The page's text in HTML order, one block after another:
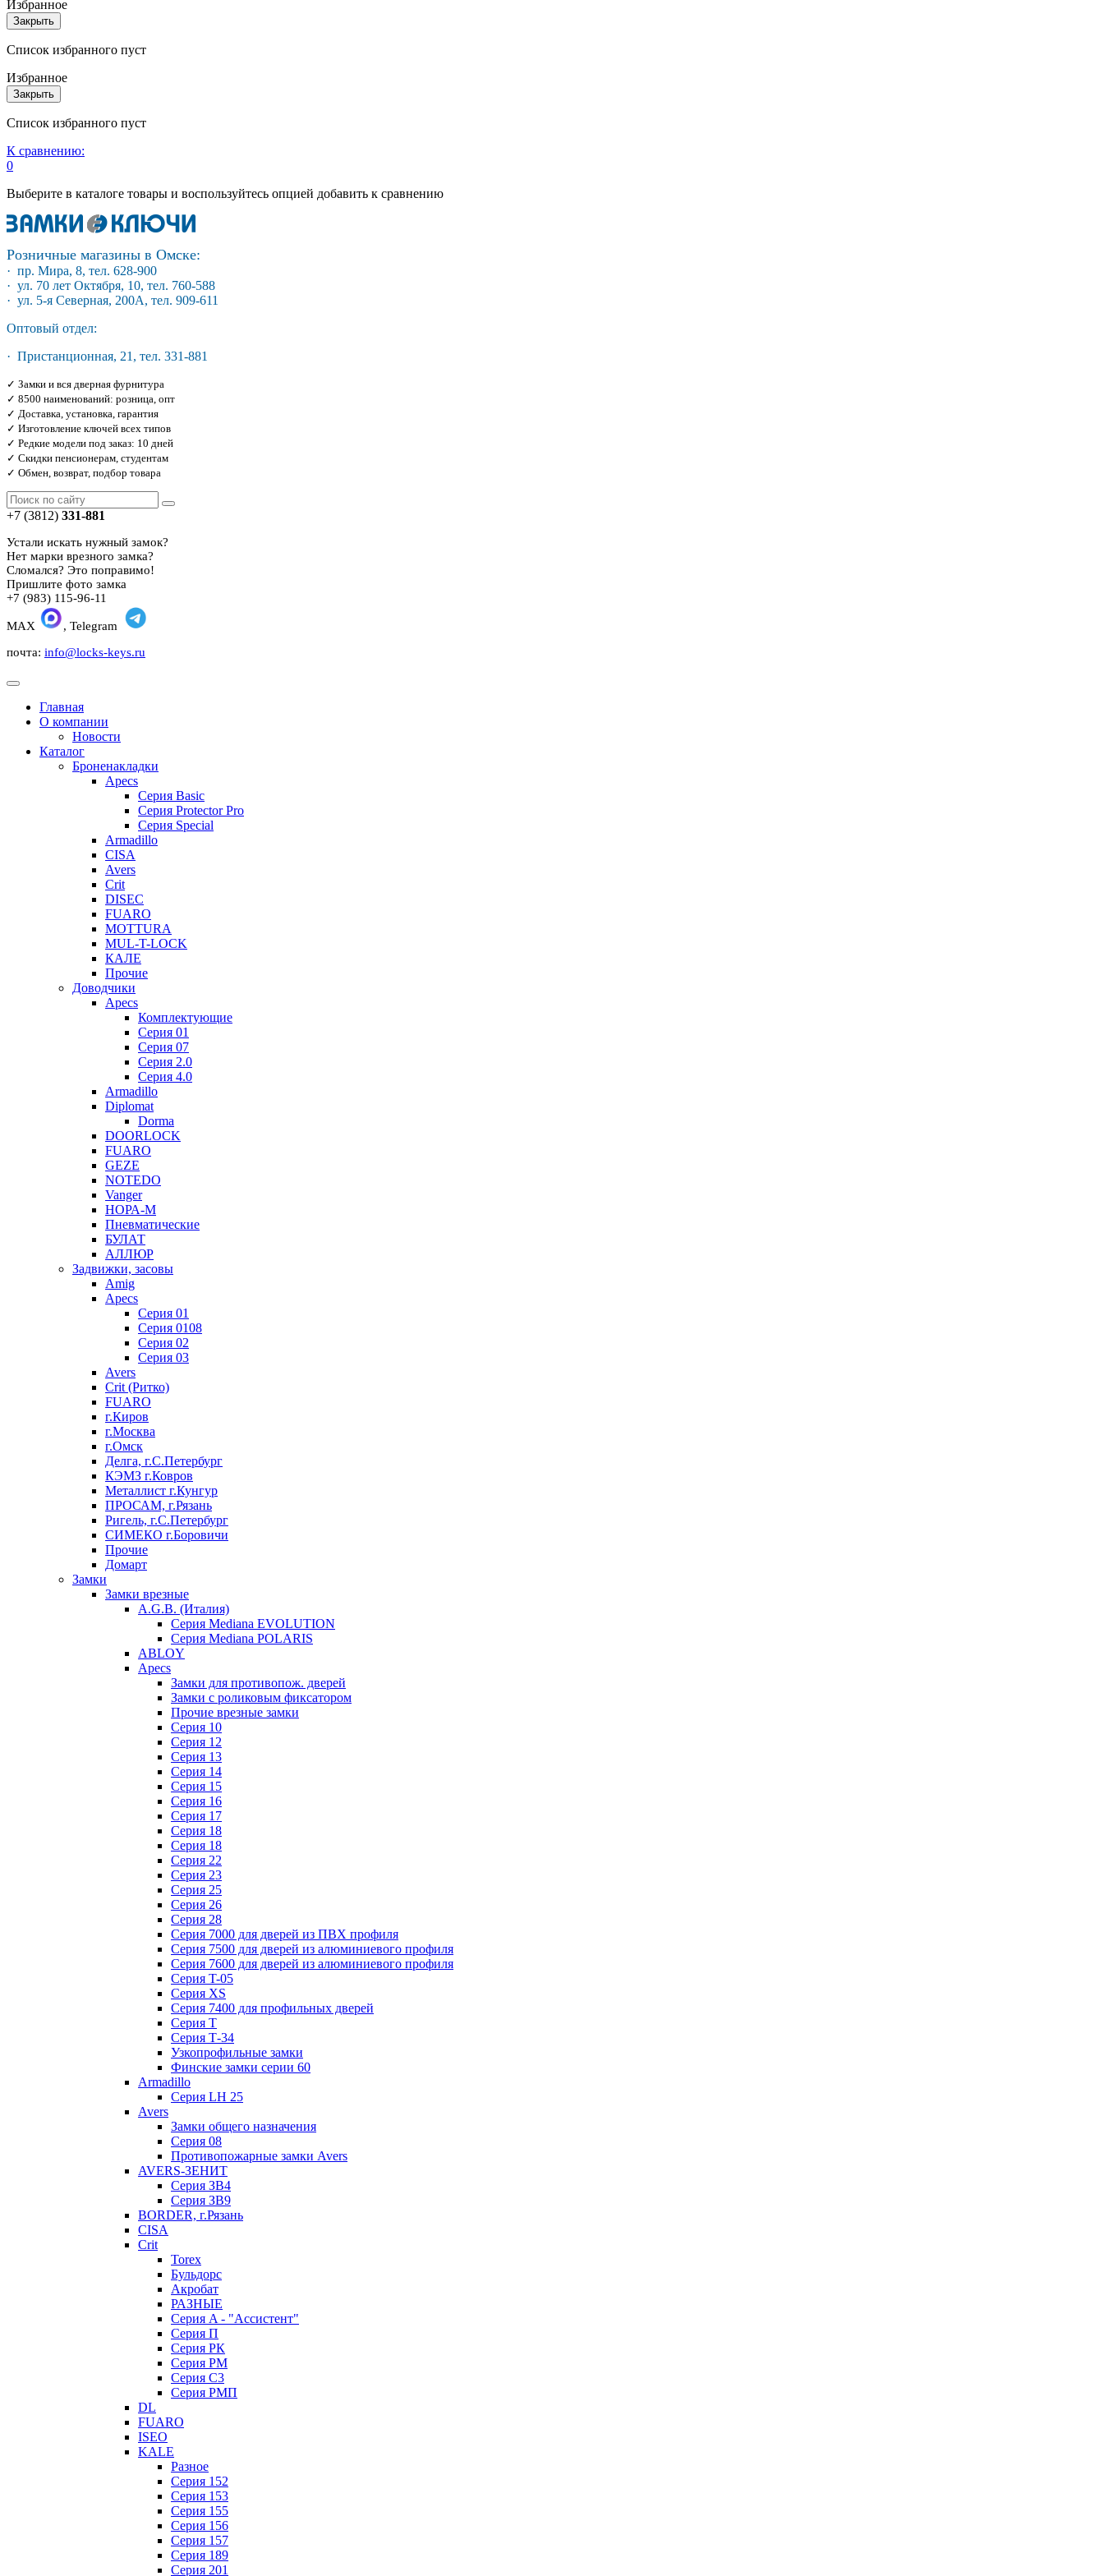
Избранное
Закрыть
Список избранного пуст
Избранное
Закрыть
Список избранного пуст
К сравнению:
0
Выберите в каталоге товары и воспользуйтесь опцией добавить к сравнению
Розничные магазины в Омске:
· пр. Мира, 8, тел. 628-900
· ул. 70 лет Октября, 10, тел. 760-588
· ул. 5-я Северная, 200А, тел. 909-611
Оптовый отдел:
· Пристанционная, 21, тел. 331-881
✓ Замки и вся дверная фурнитура
✓ 8500 наименований: розница, опт
✓ Доставка, установка, гарантия
✓ Изготовление ключей всех типов
✓ Редкие модели под заказ: 10 дней
✓ Скидки пенсионерам, студентам
✓ Обмен, возврат, подбор товара
+7 (3812) 331-881
Устали искать нужный замок?
Нет марки врезного замка?
Сломался? Это поправимо!
Пришлите фото замка
+7 (983) 115-96-11
MAX
, Telegram
почта: info@locks-keys.ru
Главная
О компании
Новости
Каталог
Броненакладки
Apecs
Серия Basic
Серия Protector Pro
Серия Special
Armadillo
CISA
Avers
Crit
DISEC
FUARO
MOTTURA
MUL-T-LOCK
КАЛЕ
Прочие
Доводчики
Apecs
Комплектующие
Серия 01
Серия 07
Серия 2.0
Серия 4.0
Armadillo
Diplomat
Dorma
DOORLOCK
FUARO
GEZE
NOTEDO
Vanger
НОРА-М
Пневматические
БУЛАТ
АЛЛЮР
Задвижки, засовы
Amig
Apecs
Серия 01
Серия 0108
Серия 02
Серия 03
Avers
Crit (Ритко)
FUARO
г.Киров
г.Москва
г.Омск
Делга, г.С.Петербург
КЭМЗ г.Ковров
Металлист г.Кунгур
ПРОСАМ, г.Рязань
Ригель, г.С.Петербург
СИМЕКО г.Боровичи
Прочие
Домарт
Замки
Замки врезные
A.G.B. (Италия)
Серия Mediana EVOLUTION
Серия Mediana POLARIS
ABLOY
Apecs
Замки для противопож. дверей
Замки с роликовым фиксатором
Прочие врезные замки
Серия 10
Серия 12
Серия 13
Серия 14
Серия 15
Серия 16
Серия 17
Серия 18
Серия 18
Серия 22
Серия 23
Серия 25
Серия 26
Серия 28
Серия 7000 для дверей из ПВХ профиля
Серия 7500 для дверей из алюминиевого профиля
Серия 7600 для дверей из алюминиевого профиля
Серия T-05
Серия XS
Серия 7400 для профильных дверей
Серия Т
Серия Т-34
Узкопрофильные замки
Финские замки серии 60
Armadillo
Серия LH 25
Avers
Замки общего назначения
Серия 08
Противопожарные замки Avers
AVERS-ЗЕНИТ
Серия ЗВ4
Серия ЗВ9
BORDER, г.Рязань
CISA
Crit
Torex
Бульдорс
Акробат
РАЗНЫЕ
Серия A - "Ассистент"
Серия П
Серия РК
Серия РМ
Серия С3
Серия РМП
DL
FUARO
ISEO
KALE
Разное
Серия 152
Серия 153
Серия 155
Серия 156
Серия 157
Серия 189
Серия 201